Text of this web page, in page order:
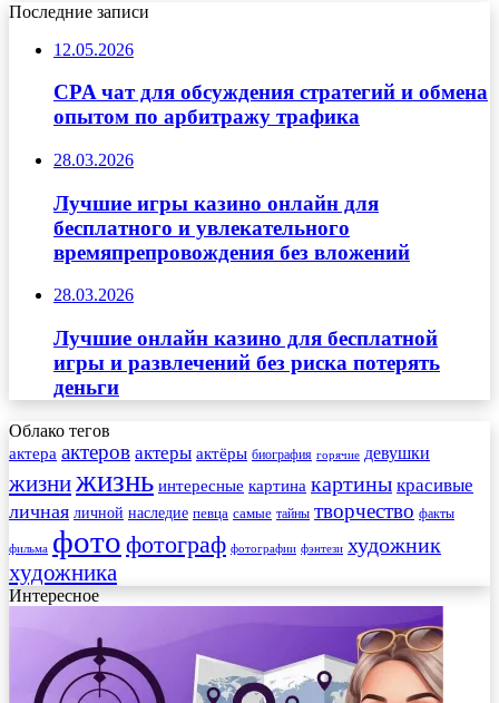
Последние записи
12.05.2026
CPA чат для обсуждения стратегий и обмена
опытом по арбитражу трафика
28.03.2026
Лучшие игры казино онлайн для
бесплатного и увлекательного
времяпрепровождения без вложений
28.03.2026
Лучшие онлайн казино для бесплатной
игры и развлечений без риска потерять
деньги
Облако тегов
актера актеров актеры актёры биография горячие девушки
жизнижизнь интересные картина картины красивые
личная личной наследие певца самые тайны творчество факты
фильма фото фотограф фотографии фэнтези художник
художника
Интересное